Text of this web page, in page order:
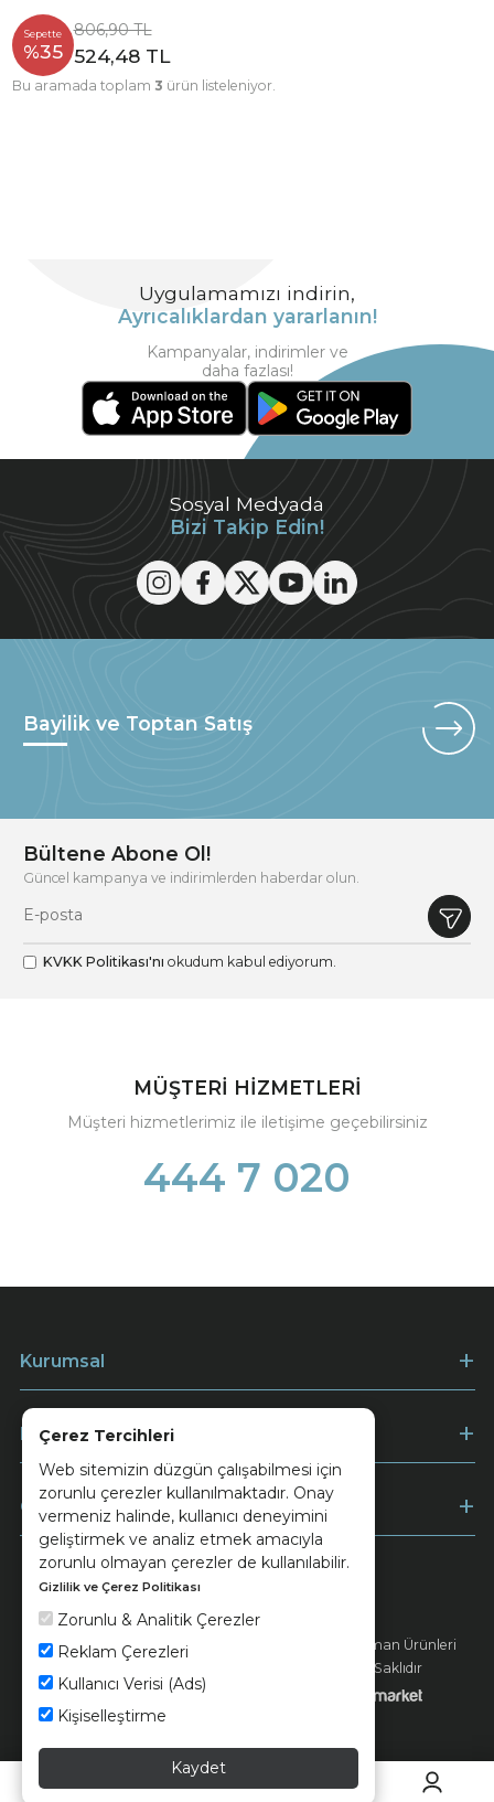
Çerez Tercihleri
Web sitemizin düzgün çalışabilmesi için
zorunlu çerezler kullanılmaktadır. Onay
vermeniz halinde, kullanıcı deneyimini
geliştirmek ve analiz etmek amacıyla
zorunlu olmayan çerezler de kullanılabilir.
Gizlilik ve Çerez Politikası
Zorunlu & Analitik Çerezler
Reklam Çerezleri
Kullanıcı Verisi (Ads)
Kişiselleştirme
Kaydet
Sepette
%35
806,90 TL
524,48 TL
Bu aramada toplam 3 ürün listeleniyor.
Sosyal Medyada
Bizi Takip Edin!
Uygulamamızı indirin,
Ayrıcalıklardan yararlanın!
Kampanyalar, indirimler ve
daha fazlası!
Bayilik ve Toptan Satış
Bültene Abone Ol!
Güncel kampanya ve indirimlerden haberdar olun.
KVKK Politikası'nı okudum kabul ediyorum.
MÜŞTERİ HİZMETLERİ
Müşteri hizmetlerimiz ile iletişime geçebilirsiniz
444 7 020
Kurumsal
Müşteri Hizmetleri
Ödeme
© 2026 Ünsa Madencilik Turizm Enerji Seramik Orman Ürünleri
Elektrik Üretim San. ve Tic. A.Ş. - Tüm Hakları Saklıdır